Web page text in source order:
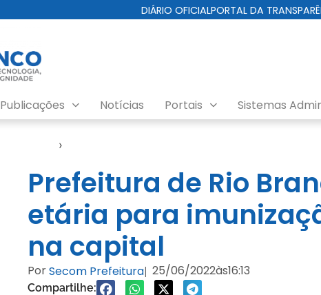
DIÁRIO OFICIALPORTAL DA
Publicações Notícias Portais Sistemas
›
Prefeitura de Rio
etária para
na capital
PorSecom Prefeitura| 25/06/2022às16:13
Compartilhe: